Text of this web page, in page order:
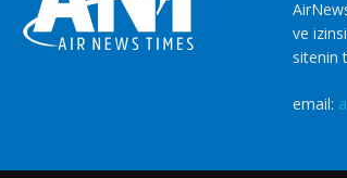
ve
sitenin
email: